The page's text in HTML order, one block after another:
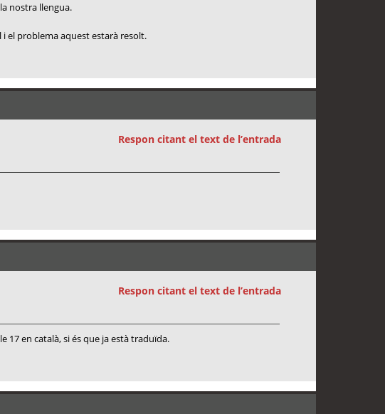
nostra llengua.
el problema aquest estarà resolt.
Respon citant el text de l’entrada
Respon citant el text de l’entrada
17 en català, si és que ja està traduïda.